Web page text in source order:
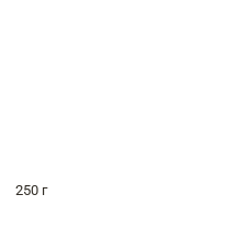
250 г